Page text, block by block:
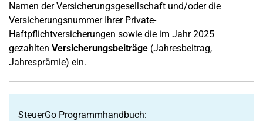
Namen der Versicherungsgesellschaft und/oder die
Versicherungsnummer Ihrer Private-
Haftpflichtversicherungen sowie die im Jahr 2025
gezahlten Versicherungsbeiträge (Jahresbeitrag,
Jahresprämie) ein.
SteuerGo Programmhandbuch: